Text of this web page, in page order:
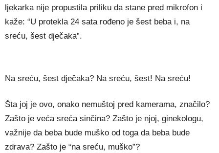
ljekarka nije propustila priliku da stane pred mikrofon i
kaže: “U protekla 24 sata rođeno je šest beba i, na
sreću, šest dječaka”.
Na sreću, šest dječaka? Na sreću, šest! Na sreću!
Šta joj je ovo, onako nemuštoj pred kamerama, značilo?
Zašto je veća sreća sinčina? Zašto je njoj, ginekologu,
važnije da beba bude muško od toga da beba bude
zdrava? Zašto je “na sreću, muško”?